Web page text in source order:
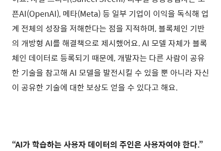
픈AI(OpenAI), 메타(Meta) 등 일부 기업이 이익을 독식해 업
계 전체의 성장을 저해한다는 점을 지적하며, 블록체인 기반
의 개방형 AI를 해결책으로 제시했어요. AI 모델 자체가 블록
체인 데이터로 등록되기 때문에, 개발자는 다른 사람이 공유
한 기술을 참고해 AI 모델을 발전시킬 수 있을 뿐 아니라 자신
이 공유한 기술에 대한 보상도 얻을 수 있다고 해요.
“AI가 학습하는 사용자 데이터의 주인은 사용자여야 한다.”